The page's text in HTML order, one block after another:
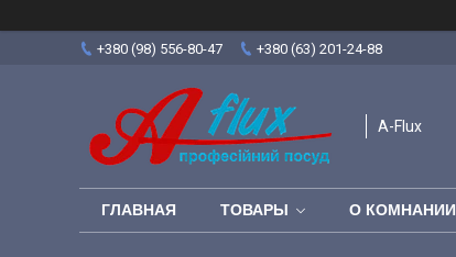
+380 (98) 556-80-47 +380 (63) 201-24-88
A-Flux
ГЛАВНАЯ ТОВАРЫ О КОМНАНИИ